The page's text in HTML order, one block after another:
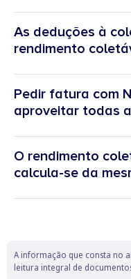
As deduções à
rendimento
Pedir fatura com
aproveitar todas
O rendimento
calcula-se da
A informação que consta no
leitura integral de